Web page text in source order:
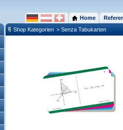
Home
Shop Kategorien > Senza Tabukarten